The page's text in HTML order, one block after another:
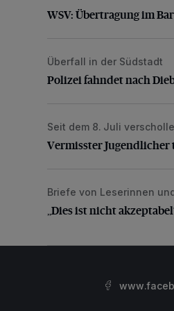
WSV: Übertragung im
Polizei fahndet nach
Überfall in der Südstadt
Polizei fahndet nach
Vermisster Jugendlicher
Seit dem 8. Juli
Vermisster Jugendlicher
„Dies ist nicht
Briefe von Leserinnen
„Dies ist nicht